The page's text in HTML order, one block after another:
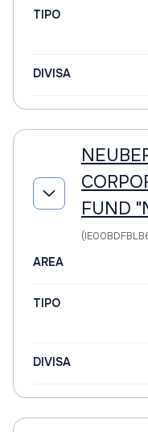
TIPO
DIVISA
FUND
AREA
TIPO
DIVISA